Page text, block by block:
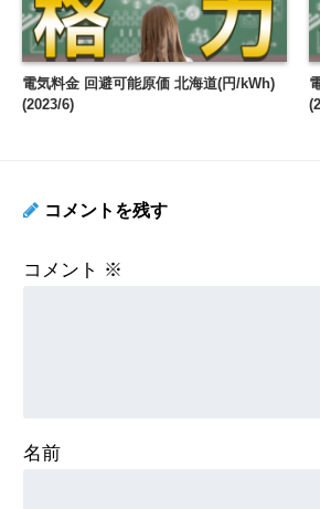
電気料金 回避可能原価 北海道(円/kWh)
(2023/6)
コメントを残す
コメント ※
名前